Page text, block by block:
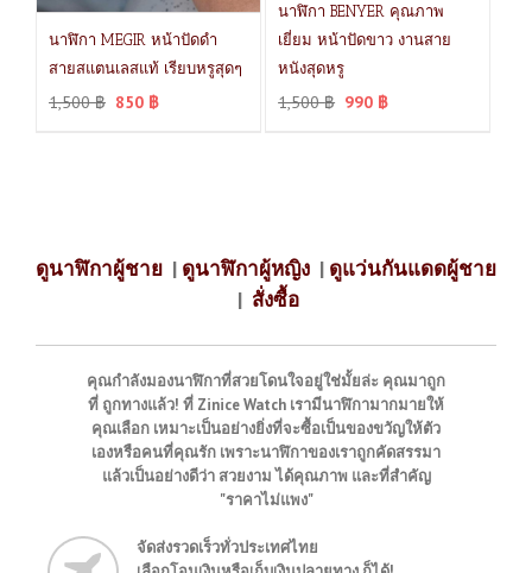
นาฬิกา MEGIR หน้าปัดดำ
สายสแตนเลสแท้ เรียบหรูสุดๆ
1,500฿ 850 ฿
นาฬิกา BENYER คุณภาพ
เยี่ยม หน้าปัดขาว งานสาย
หนังสุดหรู
1,500฿ 990 ฿
ดูนาฬิกาผู้ชาย | ดูนาฬิกาผู้หญิง | ดูแว่นกันแดดผู้ชาย
| สั่งซื้อ
คุณกำลังมองนาฬิกาที่สวยโดนใจอยู่ใช่มั้ยล่ะ คุณมาถูก
ที่ ถูกทางแล้ว! ที่ Zinice Watch เรามีนาฬิกามากมายให้
คุณเลือก เหมาะเป็นอย่างยิ่งที่จะซื้อเป็นของขวัญให้ตัว
เองหรือคนที่คุณรัก เพราะนาฬิกาของเราถูกคัดสรรมา
แล้วเป็นอย่างดีว่า สวยงาม ได้คุณภาพ และที่สำคัญ
"ราคาไม่แพง"
จัดส่งรวดเร็วทั่วประเทศไทย